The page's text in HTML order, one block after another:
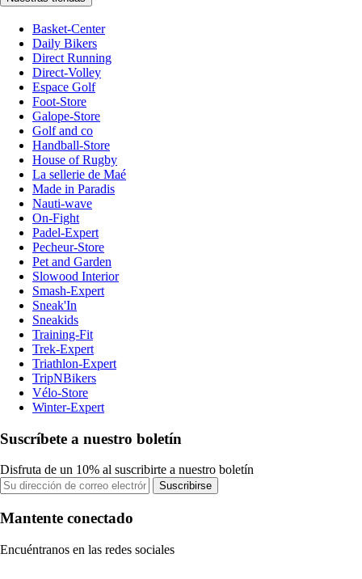
Basket-Center
Daily Bikers
Direct Running
Direct-Volley
Espace Golf
Foot-Store
Galope-Store
Golf and co
Handball-Store
House of Rugby
La sellerie de Maé
Made in Paradis
Nauti-wave
On-Fight
Padel-Expert
Pecheur-Store
Pet and Garden
Slowood Interior
Smash-Expert
Sneak'In
Sneakids
Training-Fit
Trek-Expert
Triathlon-Expert
TripNBikers
Vélo-Store
Winter-Expert
Suscríbete a nuestro boletín
Disfruta de un 10% al suscribirte a nuestro boletín
Suscribirse
Mantente conectado
Encuéntranos en las redes sociales